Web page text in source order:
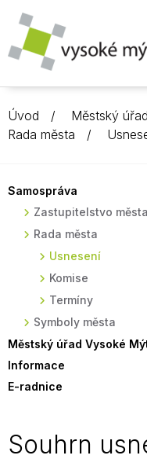
Úvod Městský úřad
Rada města
Samospráva
Zastupitelstvo města
Rada města
Usnesení
Komise
Termíny
Symboly města
Městský úřad Vysoké
Informace
E-radnice
Souhrn